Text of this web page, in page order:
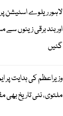
لاہور ریلوے اسٹیشن
اور بند برقی زینوں
گئیں
ملتوی، نئی تاریخ بھی